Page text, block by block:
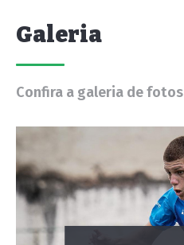
Galeria
Confira a galeria de fotos